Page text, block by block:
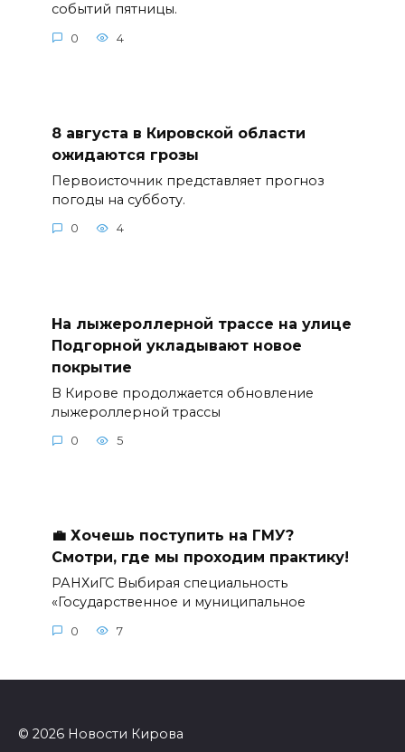
событий пятницы.
0 4
8 августа в Кировской области
ожидаются грозы
Первоисточник представляет прогноз
погоды на субботу.
0 4
На лыжероллерной трассе на улице
Подгорной укладывают новое
покрытие
В Кирове продолжается обновление
лыжероллерной трассы
0 5
💼 Хочешь поступить на ГМУ?
Смотри, где мы проходим практику!
РАНХиГС Выбирая специальность
«Государственное и муниципальное
0 7
© 2026 Новости Кирова